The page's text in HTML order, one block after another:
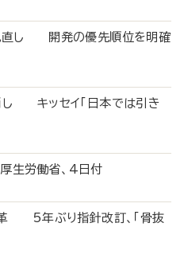
直し 開発の優先順位を明確
し キッセイ「日本では引き
労働省、4日付
革 5年ぶり指針改訂、「骨抜